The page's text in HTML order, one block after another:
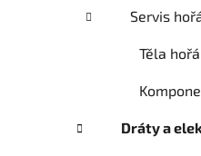
Servis
Těla
Dráty a